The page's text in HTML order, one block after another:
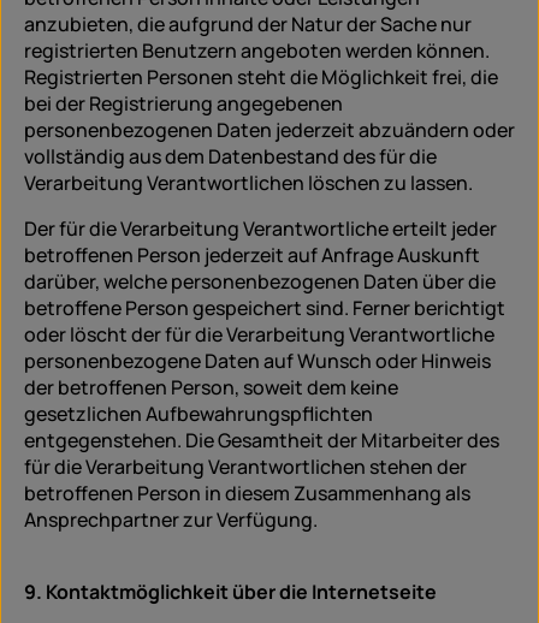
anzubieten, die aufgrund der Natur der Sache nur
registrierten Benutzern angeboten werden können.
Registrierten Personen steht die Möglichkeit frei, die
bei der Registrierung angegebenen
personenbezogenen Daten jederzeit abzuändern oder
vollständig aus dem Datenbestand des für die
Verarbeitung Verantwortlichen löschen zu lassen.
Der für die Verarbeitung Verantwortliche erteilt jeder
betroffenen Person jederzeit auf Anfrage Auskunft
darüber, welche personenbezogenen Daten über die
betroffene Person gespeichert sind. Ferner berichtigt
oder löscht der für die Verarbeitung Verantwortliche
personenbezogene Daten auf Wunsch oder Hinweis
der betroffenen Person, soweit dem keine
gesetzlichen Aufbewahrungspflichten
entgegenstehen. Die Gesamtheit der Mitarbeiter des
für die Verarbeitung Verantwortlichen stehen der
betroffenen Person in diesem Zusammenhang als
Ansprechpartner zur Verfügung.
9. Kontaktmöglichkeit über die Internetseite